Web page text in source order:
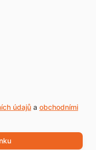
údajůa obchodními